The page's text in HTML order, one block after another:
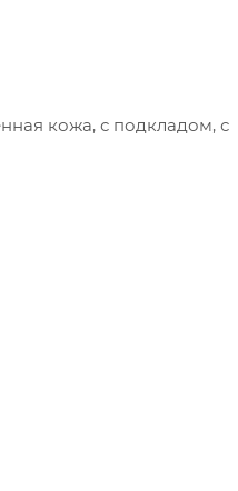
кожа, с подкладом, с